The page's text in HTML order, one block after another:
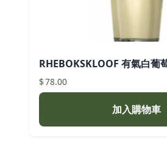
RHEBOKSKLOOF 有氣白葡
$78.00
加入購物車